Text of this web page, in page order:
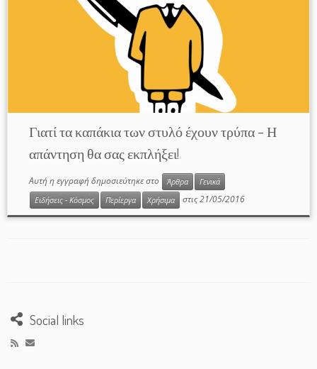
Γιατί τα καπάκια των στυλό έχουν τρύπα – Η
απάντηση θα σας εκπλήξει!
Αυτή η εγγραφή δημοσιεύτηκε στο Άρθρα
Γενικά
Ειδήσεις - Κόσμος
Περίεργα Χρήσιμα στις21/05/2016
Social links